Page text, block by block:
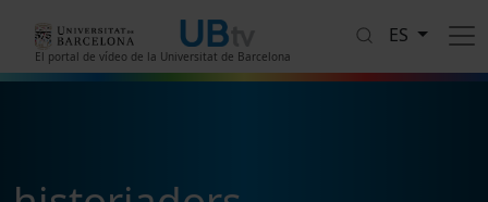
El portal de vídeo de la Universitat de Barcelona
ES